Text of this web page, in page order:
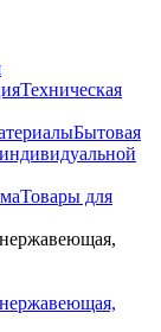
Техническая
Бытовая
Товары для